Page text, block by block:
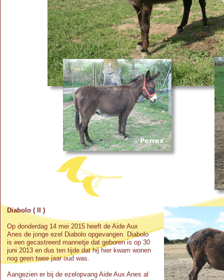
Diabolo ( II )
Op donderdag 14 mei 2015 heeft de Aide Aux
Anes de jonge ezel Diabolo opgevangen. Diabolo
is een gecastreerd mannetje dat geboren is op 30
juni 2013 en dus ten tijde dat hij hier kwam wonen
nog geen twee jaar oud was.
Aangezien er bij de ezelopvang Aide Aux Anes al